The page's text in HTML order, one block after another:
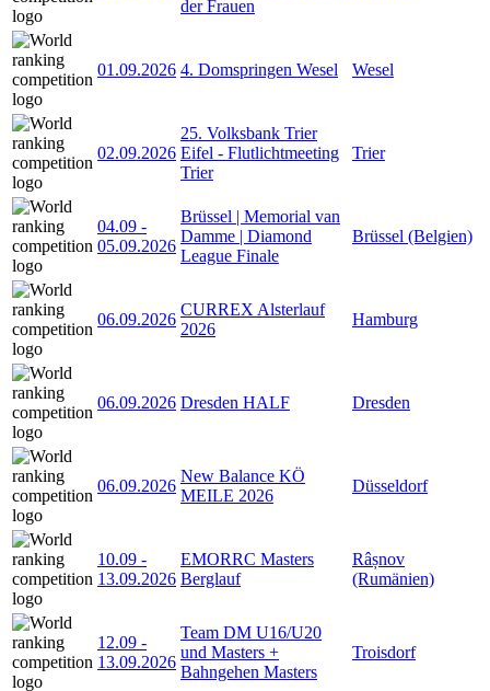
der Frauen
01.09.2026 4. Domspringen Wesel Wesel
02.09.2026
25. Volksbank Trier
Eifel - Flutlichtmeeting
Trier
Trier
04.09 -
05.09.2026
Brüssel | Memorial van
Damme | Diamond
League Finale
Brüssel (Belgien)
06.09.2026
CURREX Alsterlauf
2026
Hamburg
06.09.2026 Dresden HALF Dresden
06.09.2026
New Balance KÖ
MEILE 2026
Düsseldorf
10.09 -
13.09.2026
EMORRC Masters
Berglauf
Râșnov
(Rumänien)
12.09 -
13.09.2026
Team DM U16/U20
und Masters +
Bahngehen Masters
Troisdorf